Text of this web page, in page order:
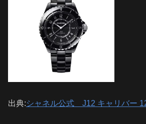
出典:シャネル公式 J12 キャリバー